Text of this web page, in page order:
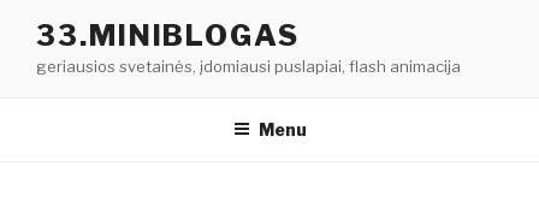
content
33.MINIBLOGAS
geriausios svetainės, įdomiausi puslapiai, flash animacija
Menu